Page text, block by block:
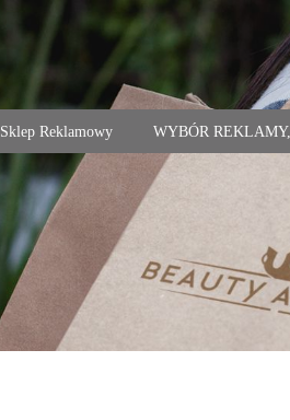
Sklep Reklamowy WYBÓR